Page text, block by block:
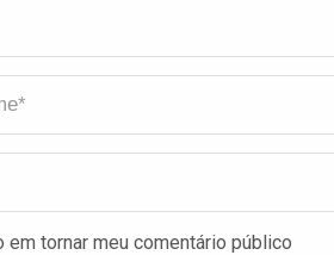
em tornar meu comentário público